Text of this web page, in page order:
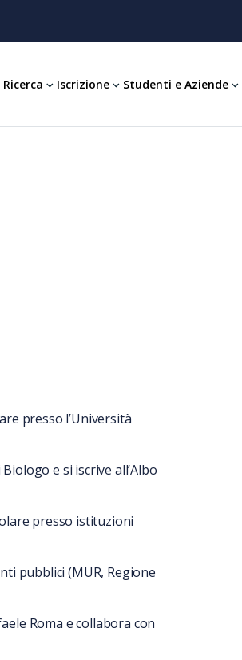
Ricerca Iscrizione Studenti e Aziende
presso l’Università
e si iscrive all’Albo
presso istituzioni
pubblici (MUR, Regione
Roma e collabora con